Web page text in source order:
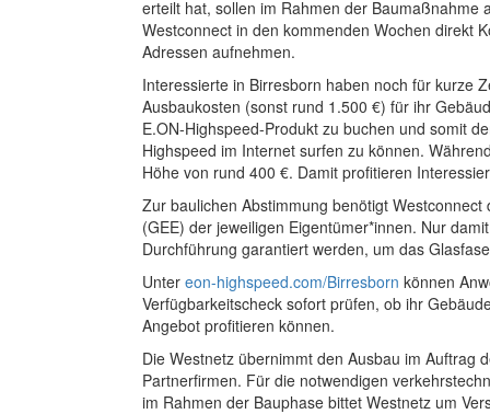
erteilt hat, sollen im Rahmen der Baumaßnahme
Westconnect in den kommenden Wochen direkt
Adressen aufnehmen.
Interessierte in Birresborn haben noch für kurze
Ausbaukosten (sonst rund 1.500 €) für ihr
E.ON-Highspeed-Produkt zu buchen und somit
Highspeed im Internet surfen zu können.
Höhe von rund 400 €. Damit profitieren
Zur baulichen Abstimmung benötigt
(GEE) der jeweiligen Eigentümer*innen. Nur
Durchführung garantiert werden, um das
Unter eon-highspeed.com/Birresborn können
Verfügbarkeitscheck sofort prüfen, ob ihr
Angebot profitieren können.
Die Westnetz übernimmt den Ausbau im Auftrag
Partnerfirmen. Für die notwendigen
im Rahmen der Bauphase bittet Westnetz um